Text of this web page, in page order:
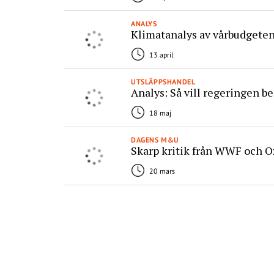
ANALYS
Klimatanalys av
13 april
UTSLÄPPSHANDEL
Analys: Så vill regeringen
18 maj
DAGENS M&U
Skarp kritik från WWF och
20 mars